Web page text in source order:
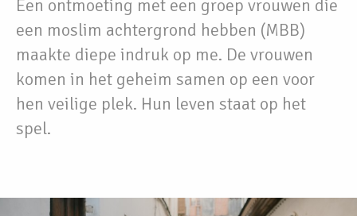
Een ontmoeting met een groep vrouwen die
een moslim achtergrond hebben (MBB)
maakte diepe indruk op me. De vrouwen
komen in het geheim samen op een voor
hen veilige plek. Hun leven staat op het
spel.